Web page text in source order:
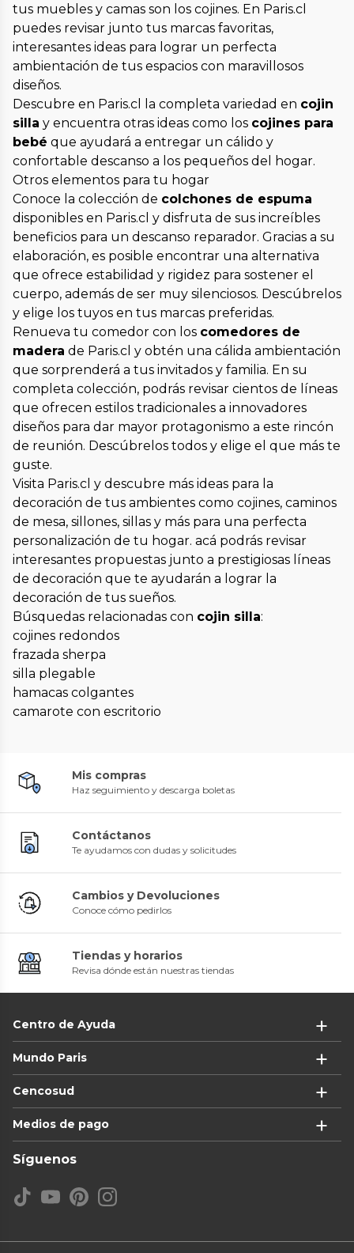
tus muebles y camas son los cojines. En Paris.cl
puedes revisar junto tus marcas favoritas,
interesantes ideas para lograr un perfecta
ambientación de tus espacios con maravillosos
diseños.
Descubre en Paris.cl la completa variedad en cojin
silla y encuentra otras ideas como los cojines para
bebé que ayudará a entregar un cálido y
confortable descanso a los pequeños del hogar.
Otros elementos para tu hogar
Conoce la colección de colchones de espuma
disponibles en Paris.cl y disfruta de sus increíbles
beneficios para un descanso reparador. Gracias a su
elaboración, es posible encontrar una alternativa
que ofrece estabilidad y rigidez para sostener el
cuerpo, además de ser muy silenciosos. Descúbrelos
y elige los tuyos en tus marcas preferidas.
Renueva tu comedor con los comedores de
madera de Paris.cl y obtén una cálida ambientación
que sorprenderá a tus invitados y familia. En su
completa colección, podrás revisar cientos de líneas
que ofrecen estilos tradicionales a innovadores
diseños para dar mayor protagonismo a este rincón
de reunión. Descúbrelos todos y elige el que más te
guste.
Visita Paris.cl y descubre más ideas para la
decoración de tus ambientes como cojines, caminos
de mesa, sillones, sillas y más para una perfecta
personalización de tu hogar. acá podrás revisar
interesantes propuestas junto a prestigiosas líneas
de decoración que te ayudarán a lograr la
decoración de tus sueños.
Búsquedas relacionadas con cojin silla:
cojines redondos
frazada sherpa
silla plegable
hamacas colgantes
camarote con escritorio
Mis compras
Haz seguimiento y descarga boletas
Contáctanos
Te ayudamos con dudas y solicitudes
Cambios y Devoluciones
Conoce cómo pedirlos
Tiendas y horarios
Revisa dónde están nuestras tiendas
Centro de Ayuda
Mundo Paris
Cencosud
Medios de pago
Síguenos